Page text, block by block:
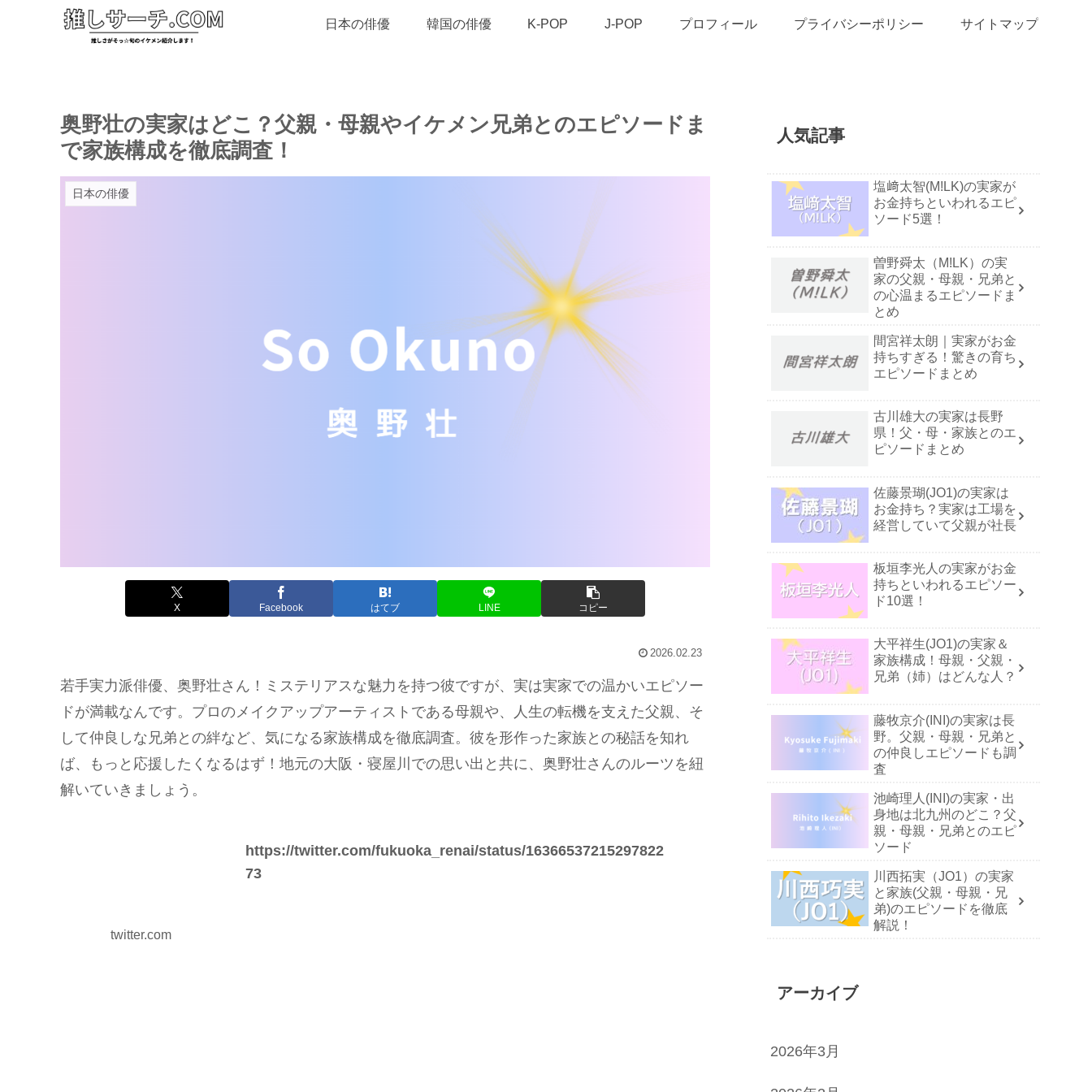
日本の俳優 韓国の俳優 K-POP J-POP プロフィール プライバシーポリシー サイトマップ
奥野壮の実家はどこ？父親・母親やイケメン兄弟とのエピソードま
で家族構成を徹底調査！
日本の俳優
X Facebook はてブ LINE コピー
2026.02.23
若手実力派俳優、奥野壮さん！ミステリアスな魅力を持つ彼ですが、実は実家での温かいエピソー
ドが満載なんです。プロのメイクアップアーティストである母親や、人生の転機を支えた父親、そ
して仲良しな兄弟との絆など、気になる家族構成を徹底調査。彼を形作った家族との秘話を知れ
ば、もっと応援したくなるはず！地元の大阪・寝屋川での思い出と共に、奥野壮さんのルーツを紐
解いていきましょう。
https://twitter.com/fukuoka_renai/status/16366537215297822
73
twitter.com
人気記事
塩﨑太智(M!LK)の実家が
お金持ちといわれるエピ
ソード5選！
曽野舜太（M!LK）の実
家の父親・母親・兄弟と
の心温まるエピソードま
とめ
間宮祥太朗｜実家がお金
持ちすぎる！驚きの育ち
エピソードまとめ
古川雄大の実家は長野
県！父・母・家族とのエ
ピソードまとめ
佐藤景瑚(JO1)の実家は
お金持ち？実家は工場を
経営していて父親が社長
板垣李光人の実家がお金
持ちといわれるエピソー
ド10選！
大平祥生(JO1)の実家＆
家族構成！母親・父親・
兄弟（姉）はどんな人？
藤牧京介(INI)の実家は長
野。父親・母親・兄弟と
の仲良しエピソードも調
査
池崎理人(INI)の実家・出
身地は北九州のどこ？父
親・母親・兄弟とのエピ
ソード
川西拓実（JO1）の実家
と家族(父親・母親・兄
弟)のエピソードを徹底
解説！
アーカイブ
2026年3月